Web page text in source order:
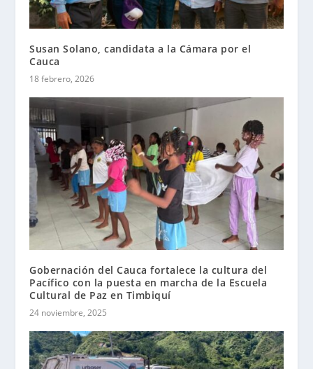
Susan Solano, candidata a la Cámara por el
Cauca
18 febrero, 2026
Gobernación del Cauca fortalece la cultura del
Pacífico con la puesta en marcha de la Escuela
Cultural de Paz en Timbiquí
24 noviembre, 2025